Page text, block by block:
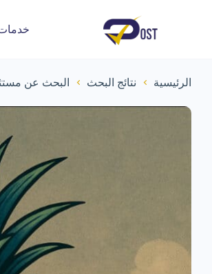
الرئيسية نتائج البحث البحث عن